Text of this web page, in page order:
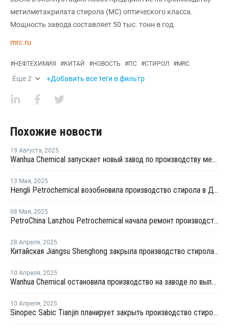
метилметакрилата стирола (МС) оптического класса.
Мощность завода составляет 50 тыс. тонн в год.
mrc.ru
#НЕФТЕХИМИЯ #КИТАЙ #НОВОСТЬ #ПС #СТИРОЛ #MRC
Еще2 +Добавить все теги в фильтр
Похожие новости
19 Августа, 2025
Wanhua Chemical запускает новый завод по производству метилметакрилата стирола оптического класса в Китае
13 Мая, 2025
Hengli Petrochemical возобновила производство стирола в Даляне после ремонта
08 Мая, 2025
PetroChina Lanzhou Petrochemical начала ремонт производства стирола в Китае
28 Апреля, 2025
Китайская Jiangsu Shenghong закрыла производство стирола и окиси пропилена на неопределенный срок
10 Апреля, 2025
Wanhua Chemical остановила производство на заводе по выпуску стирола в Китае
10 Апреля, 2025
Sinopec Sabic Tianjin планирует закрыть производство стирола в провинции Тяньцзинь на ремонт